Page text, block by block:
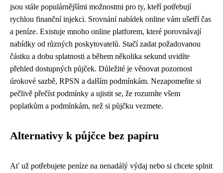
jsou stále populárnějšími možnostmi pro ty, kteří potřebují
rychlou finanční injekci. Srovnání nabídek online vám ušetří čas
a peníze. Existuje mnoho online platforem, které porovnávají
nabídky od různých poskytovatelů. Stačí zadat požadovanou
částku a dobu splatnosti a během několika sekund uvidíte
přehled dostupných půjček. Důležité je věnovat pozornost
úrokové sazbě, RPSN a dalším podmínkám. Nezapomeňte si
pečlivě přečíst podmínky a ujistit se, že rozumíte všem
poplatkům a podmínkám, než si půjčku vezmete.
Alternativy k půjčce bez papíru
Ať už potřebujete peníze na nenadálý výdaj nebo si chcete splnit